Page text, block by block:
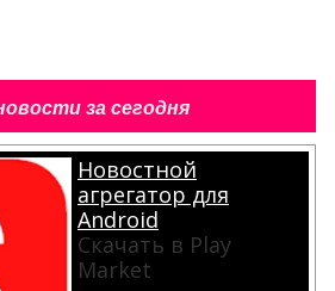
за сегодня
Новостной
агрегатор для
Android
Скачать в Play
Market